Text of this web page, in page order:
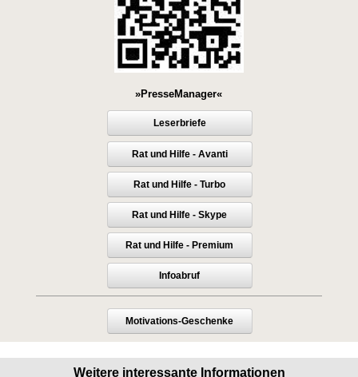
»PresseManager«
Leserbriefe
Rat und Hilfe - Avanti
Rat und Hilfe - Turbo
Rat und Hilfe - Skype
Rat und Hilfe - Premium
Infoabruf
Motivations-Geschenke
Weitere interessante Informationen